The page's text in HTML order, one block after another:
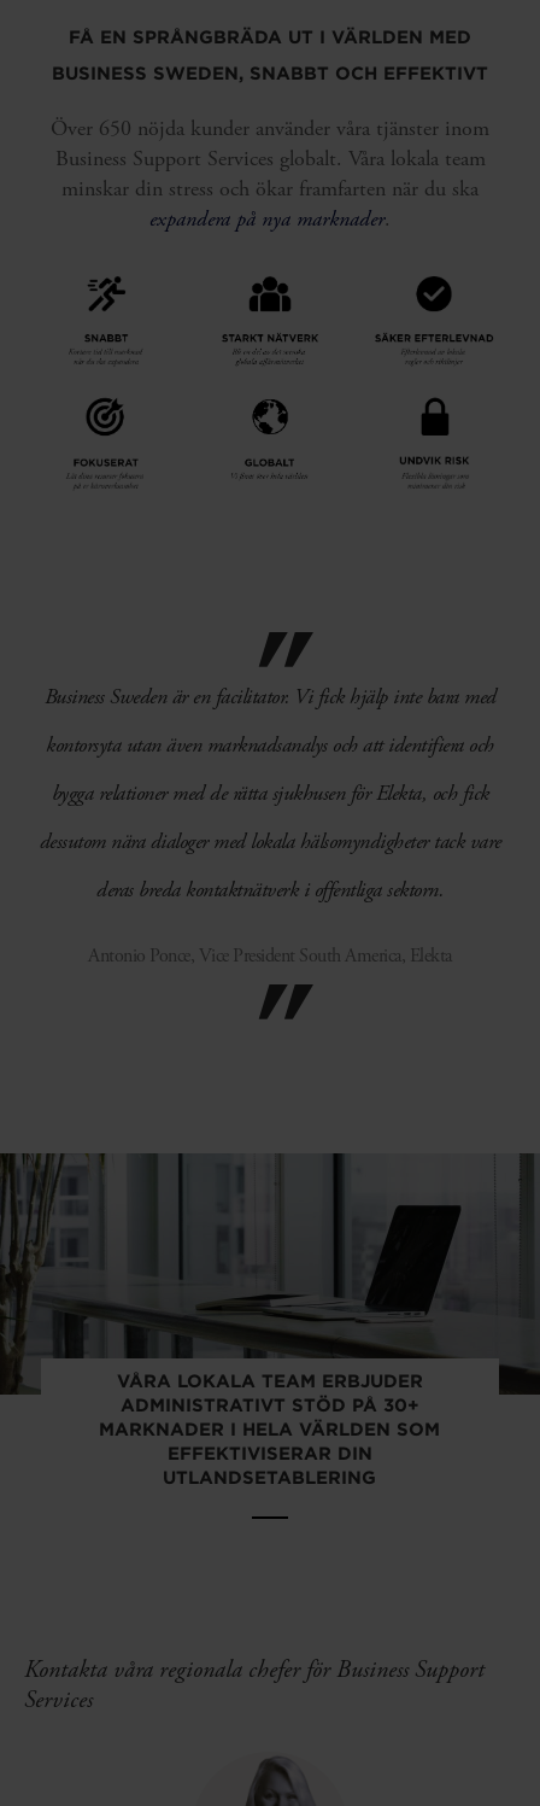
FÅ EN SPRÅNGBRÄDA UT I VÄRLDEN MED
BUSINESS SWEDEN, SNABBT OCH EFFEKTIVT
Över 650 nöjda kunder använder våra tjänster inom
Business Support Services globalt. Våra lokala team
minskar din stress och ökar framfarten när du ska
expandera på nya marknader.
Business Sweden är en facilitator. Vi fick hjälp inte bara med
kontorsyta utan även marknadsanalys och att identifiera och
bygga relationer med de rätta sjukhusen för Elekta, och fick
dessutom nära dialoger med lokala hälsomyndigheter tack vare
deras breda kontaktnätverk i offentliga sektorn.
Antonio Ponce, Vice President South America, Elekta
VÅRA LOKALA TEAM ERBJUDER
ADMINISTRATIVT STÖD PÅ 30+
MARKNADER I HELA VÄRLDEN SOM
EFFEKTIVISERAR DIN
UTLANDSETABLERING
Kontakta våra regionala chefer för Business Support
Services